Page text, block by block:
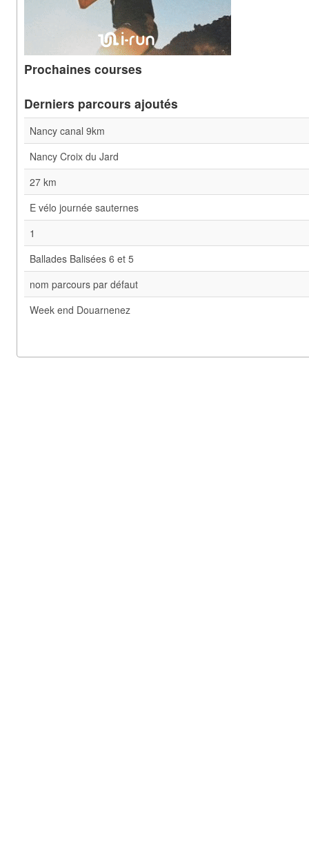
Prochaines courses
Derniers parcours ajoutés
Nancy canal 9km
Nancy Croix du Jard
27 km
E vélo journée sauternes
1
Ballades Balisées 6 et 5
nom parcours par défaut
Week end Douarnenez